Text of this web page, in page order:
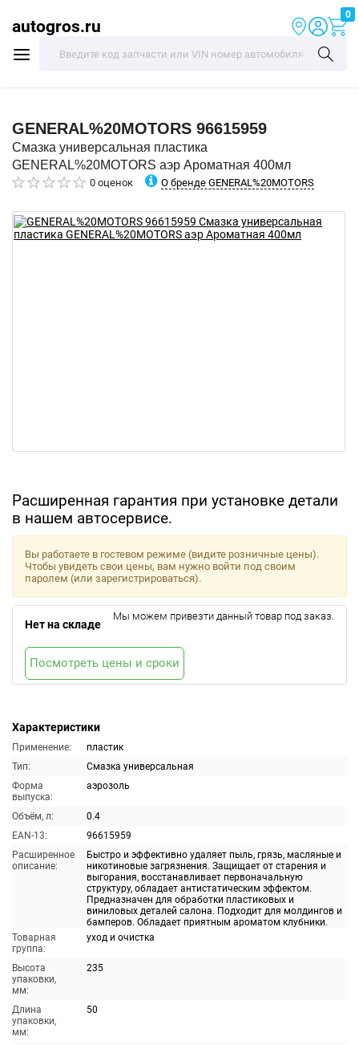
autogros.ru
0
GENERAL%20MOTORS 96615959
Смазка универсальная пластика
GENERAL%20MOTORS аэр Ароматная 400мл
0 оценок О бренде GENERAL%20MOTORS
Расширенная гарантия при установке детали
в нашем автосервисе.
Характеристики
Применение:
пластик
Тип:
Смазка универсальная
Форма
выпуска:
аэрозоль
Объём, л:
0.4
EAN-13:
96615959
Расширенное
описание:
Быстро и эффективно удаляет пыль, грязь, масляные и
никотиновые загрязнения. Защищает от старения и
выгорания, восстанавливает первоначальную
структуру, обладает антистатическим эффектом.
Предназначен для обработки пластиковых и
виниловых деталей салона. Подходит для молдингов и
бамперов. Обладает приятным ароматом клубники.
Товарная
группа:
уход и очистка
Высота
упаковки,
мм:
235
Длина
упаковки,
мм:
50
Вы работаете в гостевом режиме (видите розничные цены).
Чтобы увидеть свои цены, вам нужно войти под своим
паролем (или зарегистрироваться).
Нет на складе
Мы можем привезти данный товар под заказ.
Посмотреть цены и сроки